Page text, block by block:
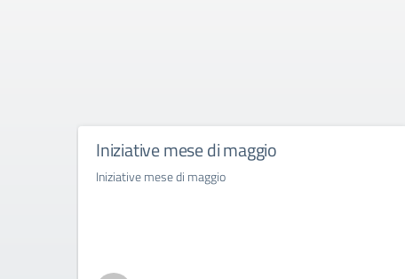
Iniziative mese di maggio
Iniziative mese di maggio